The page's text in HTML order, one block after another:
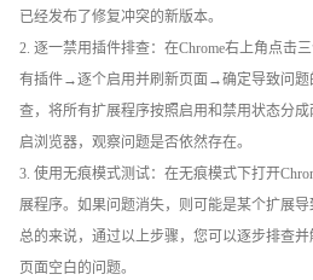
已经发布了修复冲突的新版本。
2. 逐一禁用插件排查：在Chrome右上角点击
有插件→逐个启用并刷新页面→确定导致问题
查，将所有扩展程序按照启用和禁用状态分
启浏览器，观察问题是否依然存在。
3. 使用无痕模式测试：在无痕模式下打开
展程序。如果问题消失，则可能是某个扩展导
总的来说，通过以上步骤，您可以逐步排查
页面空白的问题。